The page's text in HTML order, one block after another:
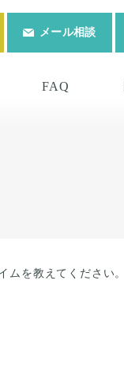
メール相談
FAQ
ムを教えてください。